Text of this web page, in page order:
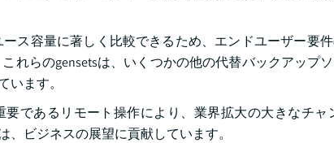
ス容量に著しく比較できるため、エンドユーザー要
れらのgensetsは、いくつかの他の代替バックアップ
ます。
であるリモート操作により、業界拡大の大きなチャ
ビジネスの展望に貢献しています。